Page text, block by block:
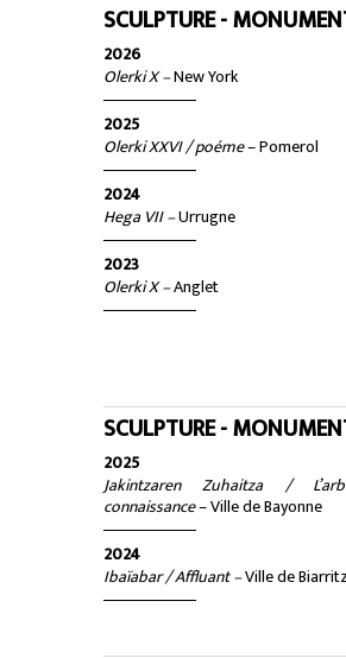
SCULPTURE -
2026
Olerki X –New York
2025
Olerki XXVI / poéme– Pomerol
2024
Hega VII –Urrugne
2023
Olerki X –Anglet
SCULPTURE -
2025
Jakintzaren Zuhaitza /
connaissance– Ville de Bayonne
2024
Ibaïabar / Affluant –Ville de Biarritz